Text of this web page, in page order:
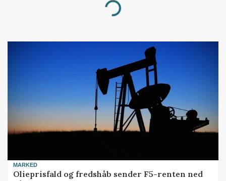
Loading...
MARKED
Olieprisfald og fredshåb sender F5-renten ned